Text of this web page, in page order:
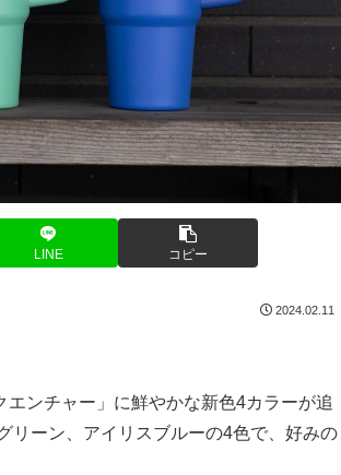
LINE コピー
2024.02.11
ンチャー」に鮮やかな新色4カラーが追
リーン、アイリスブルーの4色で、好みの